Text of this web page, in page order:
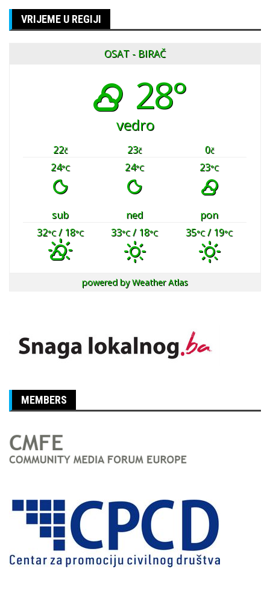
VRIJEME U REGIJI
OSAT - BIRAČ
28°
vedro
22č 23č 0č
24°C 24°C 23°C
sub ned
pon
32°C/ 18°C 33°C/ 18°C 35°C/ 19°C
powered byWeather Atlas
MEMBERS